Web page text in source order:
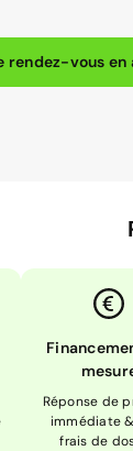
rendez-vous en
Réponse de
immédiate
frais de